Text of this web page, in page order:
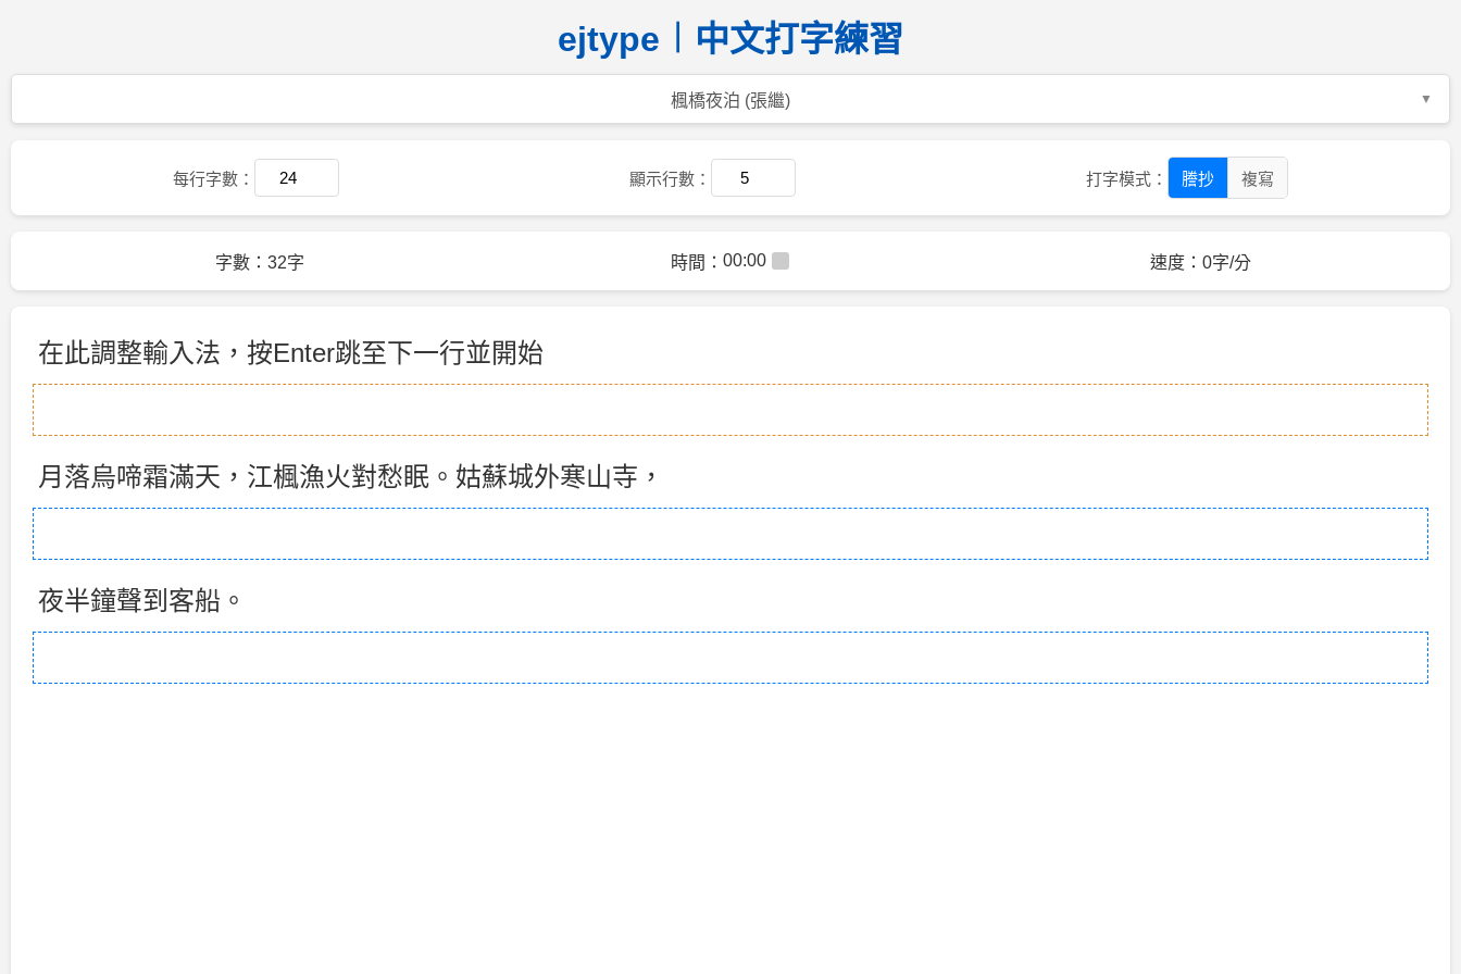
ejtype︱中文打字練習
楓橋夜泊 (張繼)
每行字數： 顯示行數： 打字模式： 謄抄 複寫
字數：32字 時間：00:00 速度：0字/分
在此調整輸入法，按Enter跳至下一行並開始
月落烏啼霜滿天，江楓漁火對愁眠。姑蘇城外寒山寺，
夜半鐘聲到客船。